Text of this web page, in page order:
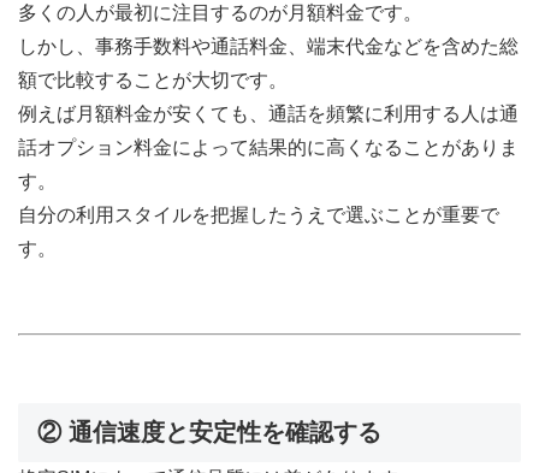
多くの人が最初に注目するのが月額料金です。
しかし、事務手数料や通話料金、端末代金などを含めた総
額で比較することが大切です。
例えば月額料金が安くても、通話を頻繁に利用する人は通
話オプション料金によって結果的に高くなることがありま
す。
自分の利用スタイルを把握したうえで選ぶことが重要で
す。
② 通信速度と安定性を確認する